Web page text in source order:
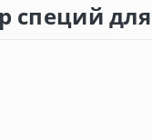
специй